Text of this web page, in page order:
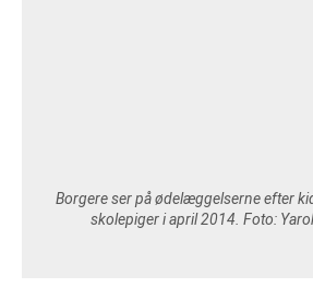
COOKIEPOLITIK (EU)
Borgere ser på ødelæggelserne efter
skolepiger i april 2014. Foto: